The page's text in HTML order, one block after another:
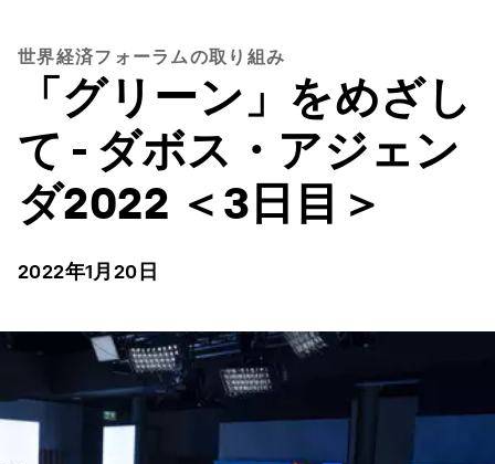
世界経済フォーラムの取り組み
「グリーン」をめざし
て - ダボス・アジェン
ダ2022 ＜3日目＞
2022年1月20日